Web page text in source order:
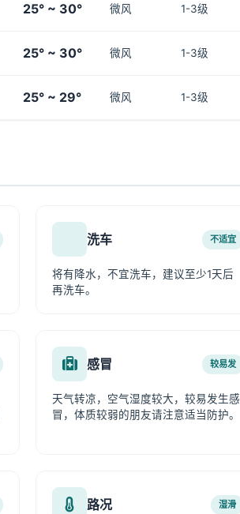
25° ~ 30° 微风 1-3级
25° ~ 30° 微风 1-3级
25° ~ 29° 微风 1-3级
洗车 不适宜
将有降水，不宜洗车，建议至少1天后
再洗车。
感冒 较易发
天气转凉，空气湿度较大，较易发生感
冒，体质较弱的朋友请注意适当防护。
路况 湿滑